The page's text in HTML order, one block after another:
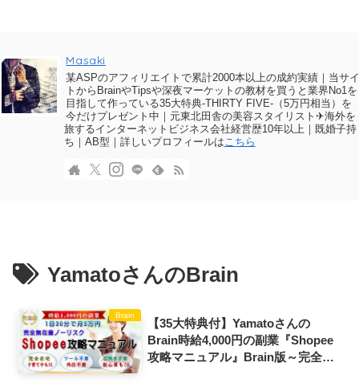
Masaki
某ASPのアフィリエイトで累計2000本以上の成約実績｜当サ
トからBrainやTipsや深夜マーケットの教材を買うと業界No1を
目指して作っている35大特典-THIRTY FIVE-（5万円相当）を
今だけプレゼント中｜元東北田舎の美容スタイリスト✈海外を
旅するインターネットビジネス会社経営歴10年以上｜既婚子持
ち｜AB型｜詳しいプロフィールはこちら
YamatoさんのBrain
Brain
【35大特典付】Yamatoさんの
Brain時給4,000円の副業『Shopee
攻略マニュアル』Brain版～完全在